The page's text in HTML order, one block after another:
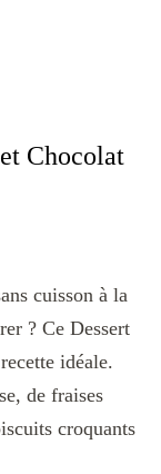
Chocolat
cuisson à la
? Ce Dessert
idéale.
de fraises
croquants